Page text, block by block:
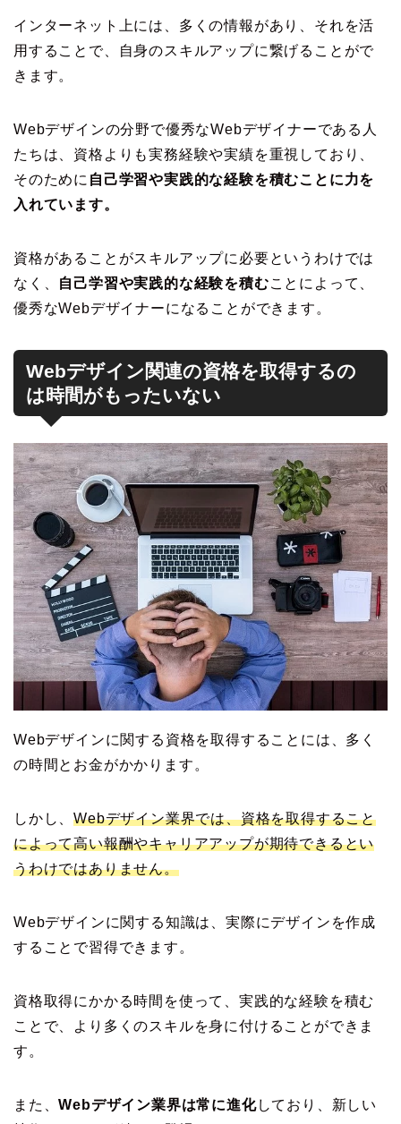
インターネット上には、多くの情報があり、それを活
用することで、自身のスキルアップに繋げることがで
きます。
Webデザインの分野で優秀なWebデザイナーである人
たちは、資格よりも実務経験や実績を重視しており、
そのために 自己学習や実践的な経験を積むことに力を
入れています。
資格があることがスキルアップに必要というわけでは
なく、 自己学習や実践的な経験を積むことによって、
優秀なWebデザイナーになることができます。
Webデザイン関連の資格を取得するの
は時間がもったいない
Webデザインに関する資格を取得することには、多く
の時間とお金がかかります。
しかし、Webデザイン業界では、資格を取得すること
によって高い報酬やキャリアアップが期待できるとい
うわけではありません。
Webデザインに関する知識は、実際にデザインを作成
することで習得できます。
資格取得にかかる時間を使って、実践的な経験を積む
ことで、より多くのスキルを身に付けることができま
す。
また、Webデザイン業界は常に進化しており、新しい